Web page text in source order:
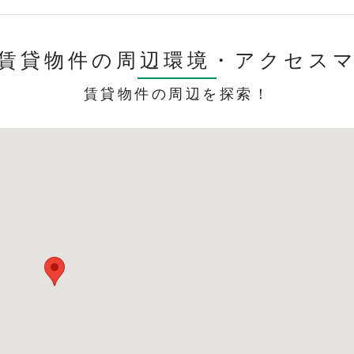
貸物件の周辺環境・ アクセス
賃貸物件の周辺を探索！